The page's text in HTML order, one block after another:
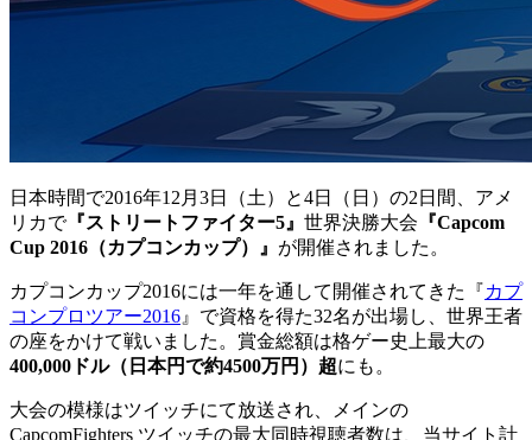
日本時間で2016年12月3日（土）と4日（日）の2日間、アメ
リカで『ストリートファイター5』 世界決勝大会 『Capcom
Cup 2016（カプコンカップ）』 が開催されました。
カプコンカップ2016には一年を通して開催されてきた『カプ
コンプロツアー2016 』で資格を得た32名が出場し、世界王者
の座をかけて戦いました。賞金総額は格ゲー史上最大の
400,000ドル（日本円で約4500万円）超にも。
大会の模様はツイッチにて放送され、メインの
CapcomFighters ツイッチの最大同時視聴者数は、当サイト計